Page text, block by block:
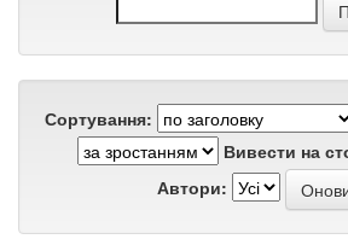
Сортування:
Вивести на
Автори: